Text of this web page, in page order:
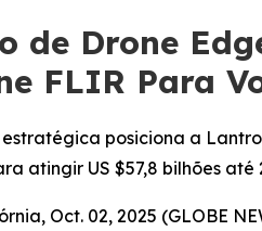
de Drone
FLIR Para
posiciona a
atingir US $57,8 bilhões até
Oct. 02, 2025 (GLOBE